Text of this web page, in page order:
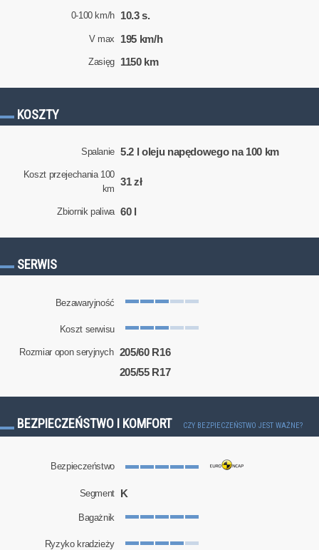
0-100 km/h 10.3 s.
V max 195 km/h
Zasięg 1150 km
KOSZTY
Spalanie 5.2 l oleju napędowego na 100 km
Koszt przejechania 100
km
31 zł
Zbiornik paliwa 60 l
SERWIS
Bezawaryjność
Koszt serwisu
Rozmiar opon seryjnych 205/60 R16
205/55 R17
BEZPIECZEŃSTWO I KOMFORT CZY BEZPIECZEŃSTWO JEST WAŻNE?
Bezpieczeństwo
Segment K
Bagażnik
Ryzyko kradzieży